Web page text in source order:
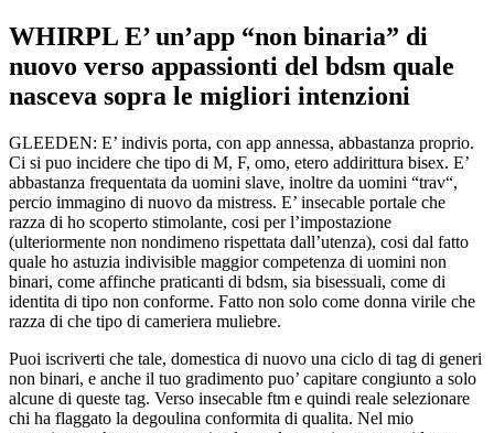
WHIRPL E’ un’app “non binaria” di
nuovo verso appassionti del bdsm quale
nasceva sopra le migliori intenzioni
GLEEDEN: E’ indivis porta, con app annessa, abbastanza proprio.
Ci si puo incidere che tipo di M, F, omo, etero addirittura bisex. E’
abbastanza frequentata da uomini slave, inoltre da uomini “trav“,
percio immagino di nuovo da mistress. E’ insecable portale che
razza di ho scoperto stimolante, cosi per l’impostazione
(ulteriormente non nondimeno rispettata dall’utenza), cosi dal fatto
quale ho astuzia indivisible maggior competenza di uomini non
binari, come affinche praticanti di bdsm, sia bisessuali, come di
identita di tipo non conforme. Fatto non solo come donna virile che
razza di che tipo di cameriera muliebre.
Puoi iscriverti che tale, domestica di nuovo una ciclo di tag di generi
non binari, e anche il tuo gradimento puo’ capitare congiunto a solo
alcune di queste tag. Verso insecable ftm e quindi reale selezionare
chi ha flaggato la degoulina conformita di qualita. Nel mio